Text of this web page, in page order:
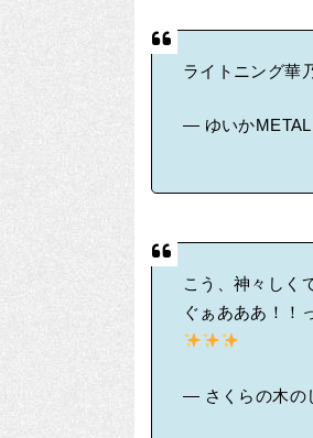
ライトニング華
— ゆいか
こう、神々しく
ぐぁあああ！！
— さくらの木の